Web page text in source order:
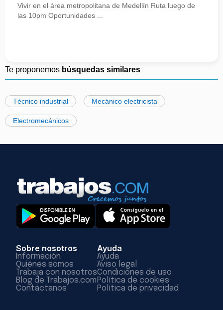
Vivir en el área metropolitana de Medellín Ruta luego de
las 10pm Oportunidades ...
Te proponemos búsquedas similares
Técnico industrial Mecánico electricista
Electromecánicos
Sobre nosotros
Información
Quiénes somos
Trabaja con nosotros
Blog de Trabajos.com
Contáctanos
Ayuda
Ayuda
Aviso legal
Condiciones de uso
Política de cookies
Política de privacidad